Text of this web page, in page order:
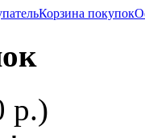
Корзина покупок
р.)